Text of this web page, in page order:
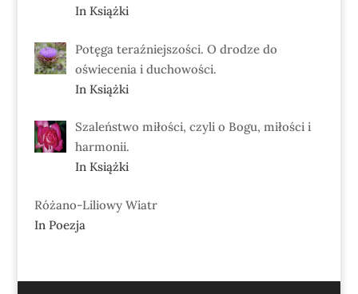
In Książki
Potęga teraźniejszości. O drodze do
oświecenia i duchowości.
In Książki
Szaleństwo miłości, czyli o Bogu, miłości i
harmonii.
In Książki
Różano-Liliowy Wiatr
In Poezja